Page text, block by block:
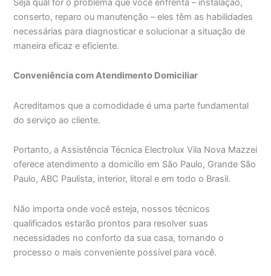
Seja qual for o problema que você enfrenta – instalação,
conserto, reparo ou manutenção – eles têm as habilidades
necessárias para diagnosticar e solucionar a situação de
maneira eficaz e eficiente.
Conveniência com Atendimento Domiciliar
Acreditamos que a comodidade é uma parte fundamental
do serviço ao cliente.
Portanto, a Assistência Técnica Electrolux Vila Nova Mazzei
oferece atendimento a domicílio em São Paulo, Grande São
Paulo, ABC Paulista, interior, litoral e em todo o Brasil.
Não importa onde você esteja, nossos técnicos
qualificados estarão prontos para resolver suas
necessidades no conforto da sua casa, tornando o
processo o mais conveniente possível para você.